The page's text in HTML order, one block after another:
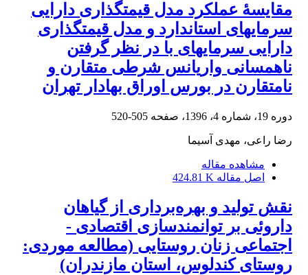
مقایسۀ عملکرد مدل قیمت‎گذاری دارایی
سرمایه‎ای استاندارد و مدل قیمت‎گذاری
دارایی سرمایه‎ای با در نظر گرفتن
ناهمسانی واریانس شرطی متقارن و
نامتقارن در بورس اوراق بهادار تهران
دوره 19، شماره 4، 1396، صفحه 505-520
رضا راعی، مهدی آسیما
مشاهده مقاله
اصل مقاله 424.81 K
نقش تولید و بهره‌برداری از گیاهان
داروئی بر توانمندسازی اقتصادی -
اجتماعی زنان روستایی (مطالعه موردی:
روستای کندلوس، استان مازندران)